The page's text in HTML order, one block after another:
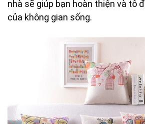
nhà sẽ giúp bạn hoàn thiện và tô
của không gian sống.